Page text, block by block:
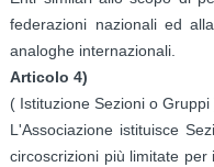
federazioni nazionali ed
analoghe internazionali.
Articolo 4)
( Istituzione Sezioni o Gruppi
L'Associazione istituisce
circoscrizioni più limitate